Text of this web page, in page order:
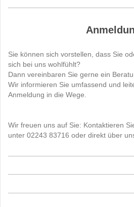
Sie können sich vorstellen, dass Sie
sich bei uns wohlfühlt?
Dann vereinbaren Sie gerne ein
Wir informieren Sie umfassend und
Anmeldung in die Wege.
Wir freuen uns auf Sie: Kontaktieren
unter 02243 83716 oder direkt über